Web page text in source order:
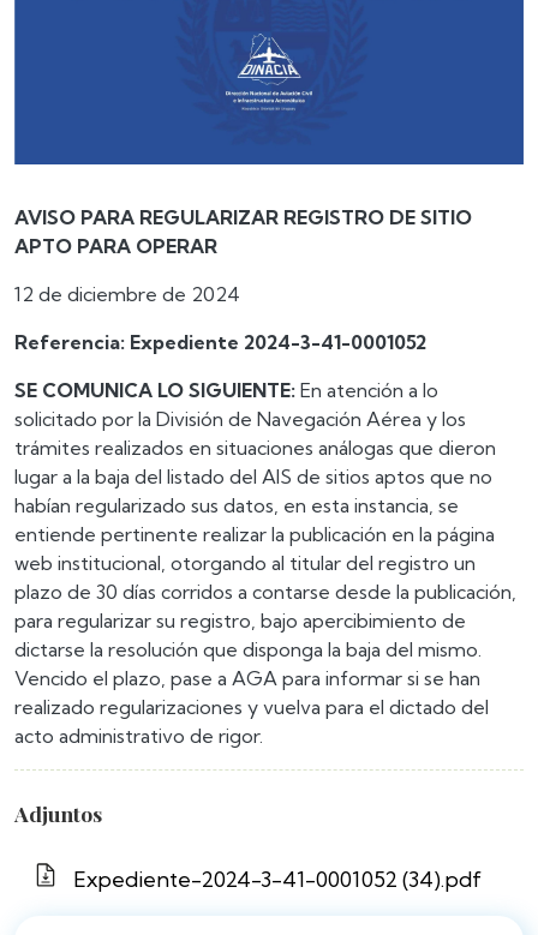
AVISO PARA REGULARIZAR REGISTRO DE SITIO
APTO PARA OPERAR
12 de diciembre de 2024
Referencia: Expediente 2024-3-41-0001052
SE COMUNICA LO SIGUIENTE: En atención a lo
solicitado por la División de Navegación Aérea y los
trámites realizados en situaciones análogas que dieron
lugar a la baja del listado del AIS de sitios aptos que no
habían regularizado sus datos, en esta instancia, se
entiende pertinente realizar la publicación en la página
web institucional, otorgando al titular del registro un
plazo de 30 días corridos a contarse desde la publicación,
para regularizar su registro, bajo apercibimiento de
dictarse la resolución que disponga la baja del mismo.
Vencido el plazo, pase a AGA para informar si se han
realizado regularizaciones y vuelva para el dictado del
acto administrativo de rigor.
Adjuntos
Expediente-2024-3-41-0001052 (34).pdf